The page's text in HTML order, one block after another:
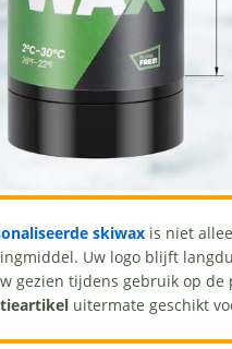
skiwax is niet
Uw logo blijft
gezien tijdens gebruik op de
uitermate geschikt